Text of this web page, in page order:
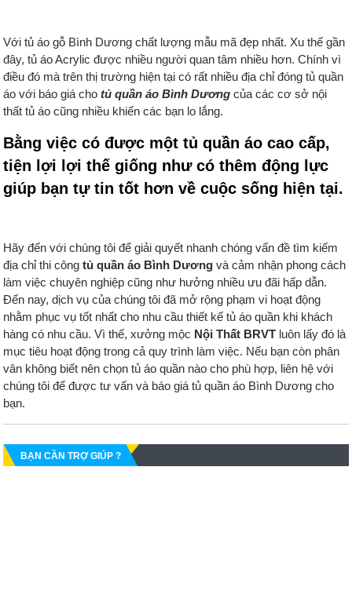
Với tủ áo gỗ Bình Dương chất lượng mẫu mã đẹp nhất. Xu thế gần
đây, tủ áo Acrylic được nhiều người quan tâm nhiều hơn. Chính vì
điều đó mà trên thị trường hiện tại có rất nhiều địa chỉ đóng tủ quần
áo với báo giá chotủ quần áo Bình Dương của các cơ sở nội
thất tủ áo cũng nhiều khiến các bạn lo lắng.
Bằng việc có được một tủ quần áo cao cấp,
tiện lợi lợi thế giống như có thêm động lực
giúp bạn tự tin tốt hơn về cuộc sống hiện tại.
Hãy đến với chúng tôi để giải quyết nhanh chóng vấn đề tìm kiếm
địa chỉ thi côngtủ quần áo Bình Dương và cảm nhận phong cách
làm việc chuyên nghiệp cũng như hưởng nhiều ưu đãi hấp dẫn.
Đến nay, dịch vụ của chúng tôi đã mở rộng phạm vi hoạt động
nhằm phục vụ tốt nhất cho nhu cầu thiết kế tủ áo quần khi khách
hàng có nhu cầu. Vì thế, xưởng mộc Nội Thất BRVT luôn lấy đó là
mục tiêu hoạt động trong cả quy trình làm việc. Nếu bạn còn phân
vân không biết nên chọn tủ áo quần nào cho phù hợp, liên hệ với
chúng tôi để được tư vấn và báo giá tủ quần áo Bình Dương cho
bạn.
BẠN CẦN TRỢ GIÚP ?